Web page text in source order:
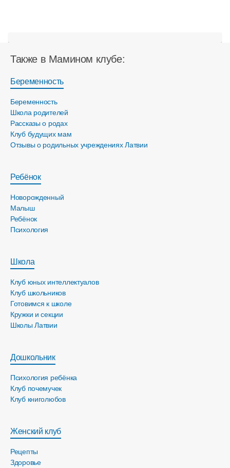
Также в Мамином клубе:
Беременность
Беременность
Школа родителей
Рассказы о родах
Клуб будущих мам
Отзывы о родильных учреждениях Латвии
Ребёнок
Новорожденный
Малыш
Ребёнок
Психология
Школа
Клуб юных интеллектуалов
Клуб школьников
Готовимся к школе
Кружки и секции
Школы Латвии
Дошкольник
Психология ребёнка
Клуб почемучек
Клуб книголюбов
Женский клуб
Рецепты
Здоровье